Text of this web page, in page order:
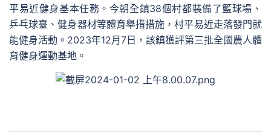
平易近健身基本任務。今朝全鎮38個村都裝備了籃球場、
乒乓球臺、健身器材等體育舉措措施，村平易近走落發門就
能健身活動。2023年12月7日，該鎮獲評第三批全國農人體
育健身運動基地。